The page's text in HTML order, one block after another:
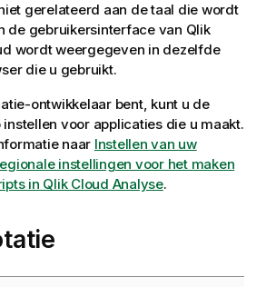
gerelateerd aan de taal die wordt
de gebruikersinterface van Qlik
wordt weergegeven in dezelfde
die u gebruikt.
ontwikkelaar bent, kunt u de
voor applicaties die u maakt.
naar Instellen van uw
instellingen voor het maken
in Qlik Cloud Analyse.